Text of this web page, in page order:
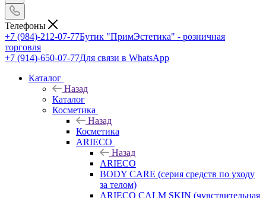
Телефоны
+7 (984)-212-07-77Бутик "ПримЭстетика" - розничная
торговля
+7 (914)-650-07-77Для связи в WhatsApp
Каталог
Назад
Каталог
Косметика
Назад
Косметика
ARIECO
Назад
ARIECO
BODY CARE (серия средств по уходу
за телом)
ARIECO CALM SKIN (чувствительная